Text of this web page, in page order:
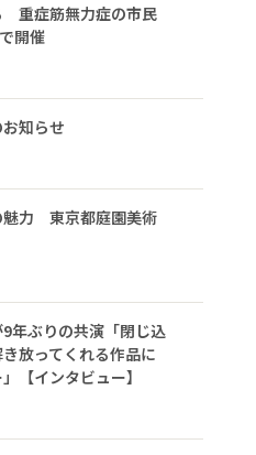
重症筋無力症の市民
開催
知らせ
魅力 東京都庭園美術
年ぶりの共演「閉じ込
放ってくれる作品に
【インタビュー】